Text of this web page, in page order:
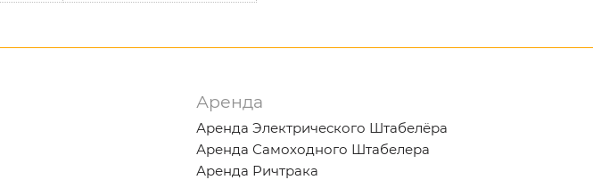
Аренда
Аренда Электрического Штабелёра
Аренда Самоходного Штабелера
Аренда Ричтрака